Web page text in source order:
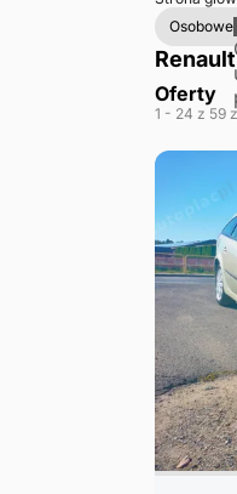
Osobowe
Oferty
1 - 24 z 59